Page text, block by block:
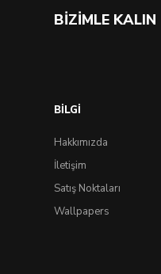
BİZİMLE KALIN
BİLGİ
Hakkımızda
İletişim
Satış Noktaları
Wallpapers